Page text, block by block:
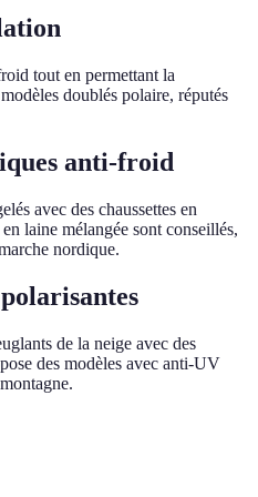
tout en permettant la
doublés polaire, réputés
anti-froid
avec des chaussettes en
laine mélangée sont conseillés,
nordique.
de la neige avec des
des modèles avec anti-UV